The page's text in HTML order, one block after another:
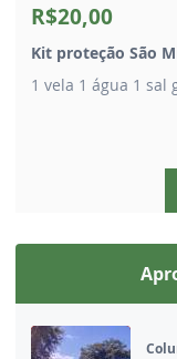
R$20,00
Kit proteção São
1 vela 1 água 1 sal